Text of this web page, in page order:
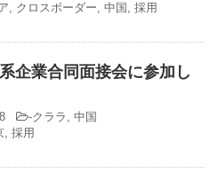
, クロスボーダー, 中国 , 採用
企業合同面接会に参加し
-クララ , 中国
, 採用